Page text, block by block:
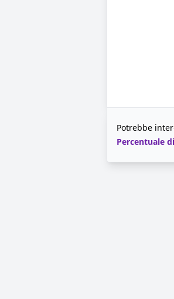
Potrebbe
Percentuale